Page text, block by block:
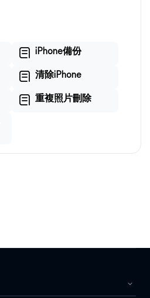
iPhone備份
清除iPhone
重複照片刪除